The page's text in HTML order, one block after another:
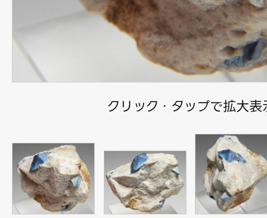
クリック・タップで拡大表